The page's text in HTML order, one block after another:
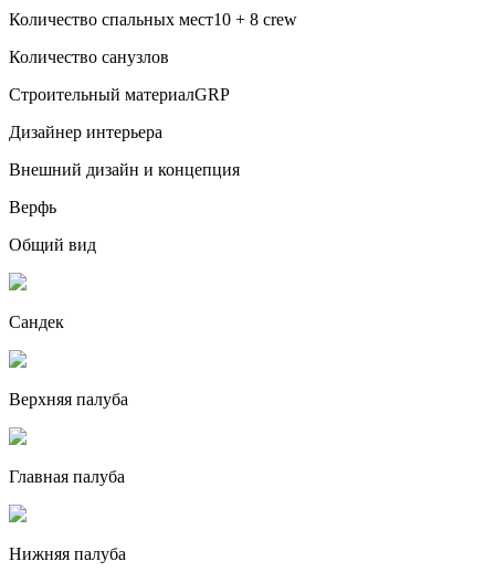
Количество спальных мест10 + 8 crew
Количество санузлов
Строительный материалGRP
Дизайнер интерьера
Внешний дизайн и концепция
Верфь
Общий вид
Сандек
Верхняя палуба
Главная палуба
Нижняя палуба